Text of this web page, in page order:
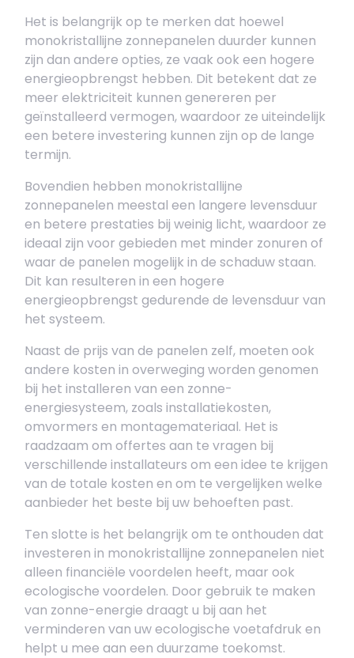
Het is belangrijk op te merken dat hoewel
monokristallijne zonnepanelen duurder kunnen
zijn dan andere opties, ze vaak ook een hogere
energieopbrengst hebben. Dit betekent dat ze
meer elektriciteit kunnen genereren per
geïnstalleerd vermogen, waardoor ze uiteindelijk
een betere investering kunnen zijn op de lange
termijn.
Bovendien hebben monokristallijne
zonnepanelen meestal een langere levensduur
en betere prestaties bij weinig licht, waardoor ze
ideaal zijn voor gebieden met minder zonuren of
waar de panelen mogelijk in de schaduw staan.
Dit kan resulteren in een hogere
energieopbrengst gedurende de levensduur van
het systeem.
Naast de prijs van de panelen zelf, moeten ook
andere kosten in overweging worden genomen
bij het installeren van een zonne-
energiesysteem, zoals installatiekosten,
omvormers en montagemateriaal. Het is
raadzaam om offertes aan te vragen bij
verschillende installateurs om een idee te krijgen
van de totale kosten en om te vergelijken welke
aanbieder het beste bij uw behoeften past.
Ten slotte is het belangrijk om te onthouden dat
investeren in monokristallijne zonnepanelen niet
alleen financiële voordelen heeft, maar ook
ecologische voordelen. Door gebruik te maken
van zonne-energie draagt u bij aan het
verminderen van uw ecologische voetafdruk en
helpt u mee aan een duurzame toekomst.